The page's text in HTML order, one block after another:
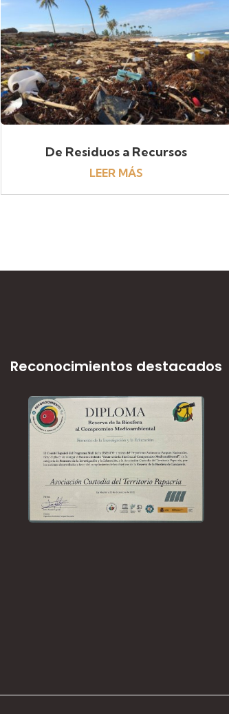
De Residuos a Recursos
LEER MÁS
Reconocimientos destacados